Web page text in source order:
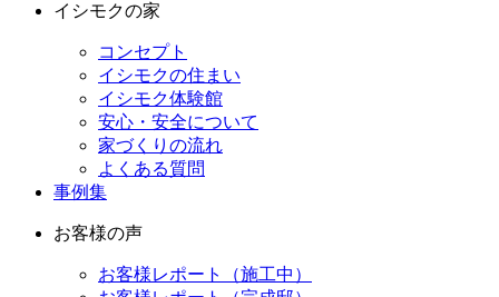
イシモクの家
コンセプト
イシモクの住まい
イシモク体験館
安心・安全について
家づくりの流れ
よくある質問
事例集
お客様の声
お客様レポート（施工中）